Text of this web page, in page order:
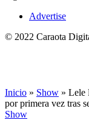
Advertise
© 2022 Caraota
Inicio » Show » Lele
por primera vez tras
Show